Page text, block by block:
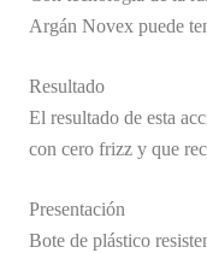
Argán Novex puede
Resultado
El resultado de esta
con cero frizz y que
Presentación
Bote de plástico